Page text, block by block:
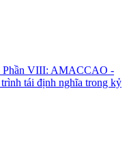
Phần VIII: AMACCAO -
tái định nghĩa trong kỷ